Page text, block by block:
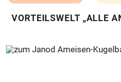
VORTEILSWELT „ALLE